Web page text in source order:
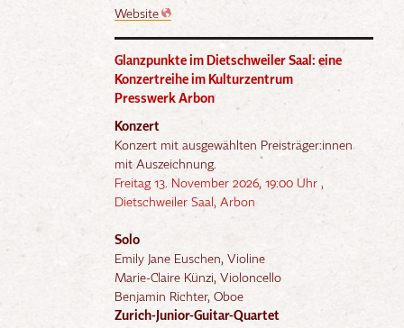
Website
Glanzpunkte im Dietschweiler Saal: eine
Konzertreihe im Kulturzentrum
Presswerk Arbon
Konzert
Konzert mit ausgewählten Preisträger:innen
mit Auszeichnung.
Freitag 13. November 2026, 19:00 Uhr ,
Dietschweiler Saal, Arbon
Solo
Emily Jane Euschen, Violine
Marie-Claire Künzi, Violoncello
Benjamin Richter, Oboe
Zurich-Junior-Guitar-Quartet